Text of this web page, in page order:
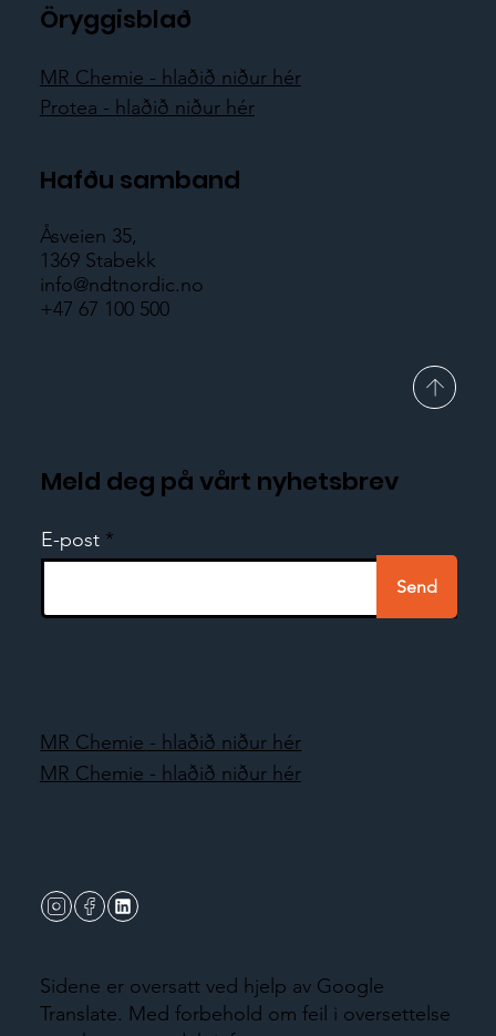
Öryggisblað
MR Chemie - hlaðið niður hér
Protea - hlaðið niður hér
Hafðu samband
Åsveien 35,
1369 Stabekk
info@ndtnordic.no
+47 67 100 500
Meld deg på vårt nyhetsbrev
E-post
Send
Sidene er oversatt ved hjelp av Google
Translate. Med forbehold om feil i oversettelse
MR Chemie - hlaðið niður hér
MR Chemie - hlaðið niður hér